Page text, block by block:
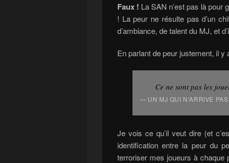
Faux ! La SAN n’est pas là
! La peur ne résulte pas d’un
d’ambiance, de talent du MJ, et
En parlant de peur justement, il
Ce ne sont pas les
UN MJ QUI N’ARRIVE
Je vois ce qu’il veut dire (et
identification entre la peur du
terroriser mes joueurs à chaque